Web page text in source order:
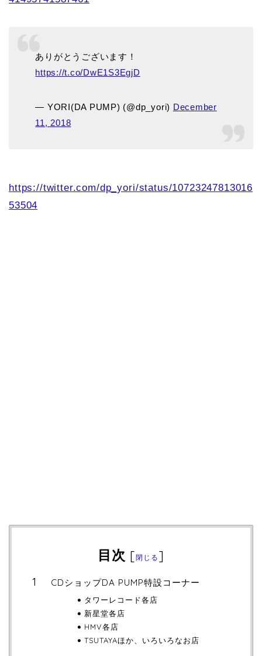
ありがとうございます！
https://t.co/DwE1S3EgjD
— YORI(DA PUMP) (@dp_yori) December
11, 2018
https://twitter.com/dp_yori/status/10723247813016
53504
目次 [閉じる ]
CDショップDA PUMP特設コーナー
タワーレコード各店
新星堂各店
HMV各店
TSUTAYAほか、いろいろなお店